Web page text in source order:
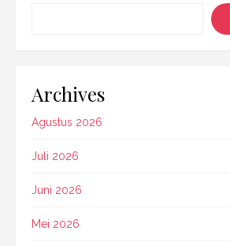
Archives
Agustus 2026
Juli 2026
Juni 2026
Mei 2026